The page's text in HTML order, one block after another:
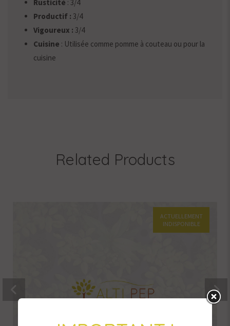
Rusticité : 3/4
Productif : 3/4
Vigoureux : 3/4
Cuisine : Utilisée comme pomme à couteau ou pour la
cuisine
Related Products
ACTUELLEMENT
INDISPONIBLE